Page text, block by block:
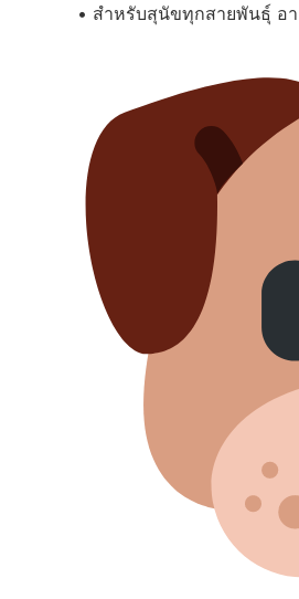
• สำหรับสุนัขทุกสายพันธุ์ อ